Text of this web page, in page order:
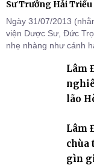
Sư Trưởng Hải
Ngày 31/07/2013
viện Dược Sư, Đức
nhẹ nhàng như cánh
Lâm
lão
Lâm
chùa
gìn